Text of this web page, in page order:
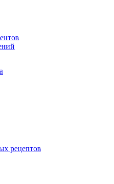
рецептов